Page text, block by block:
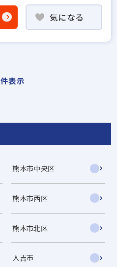
気になる
件表示
熊本市中央区
熊本市西区
熊本市北区
人吉市